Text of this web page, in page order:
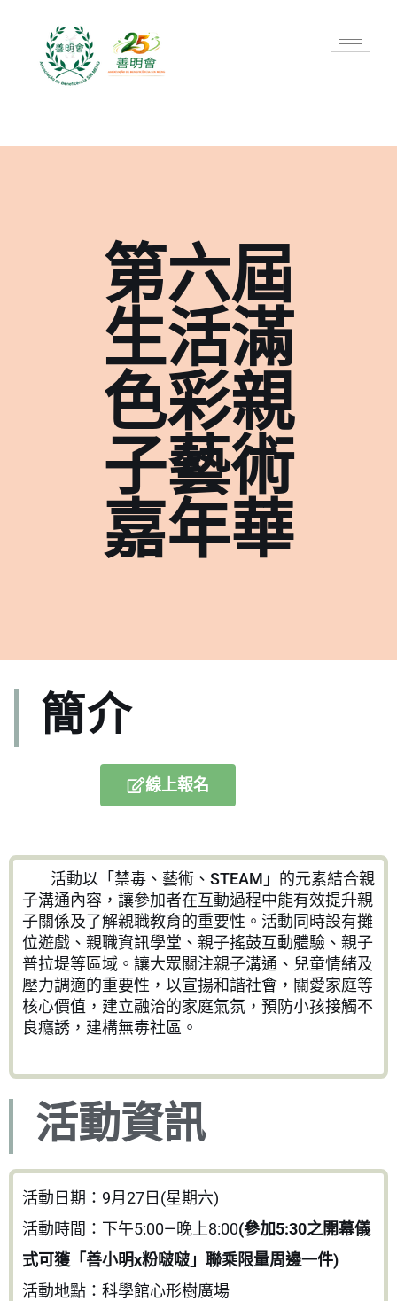
第六屆
生活滿
色彩親
子藝術
嘉年華
簡介
線上報名
活動以「禁毒、藝術、STEAM」的元素結合親
子溝通內容，讓參加者在互動過程中能有效提升親
子關係及了解親職教育的重要性。活動同時設有攤
位遊戲、親職資訊學堂、親子搖鼓互動體驗、親子
普拉堤等區域。讓大眾關注親子溝通、兒童情緒及
壓力調適的重要性，以宣揚和諧社會，關愛家庭等
核心價值，建立融洽的家庭氣氛，預防小孩接觸不
良癮誘，建構無毒社區。
活動資訊
活動日期：9月27日(星期六)
活動時間：下午5:00—晚上8:00(參加5:30之開幕儀
式可獲「善小明x粉啵啵」聯乘限量周邊一件)
活動地點：科學館心形樹廣場